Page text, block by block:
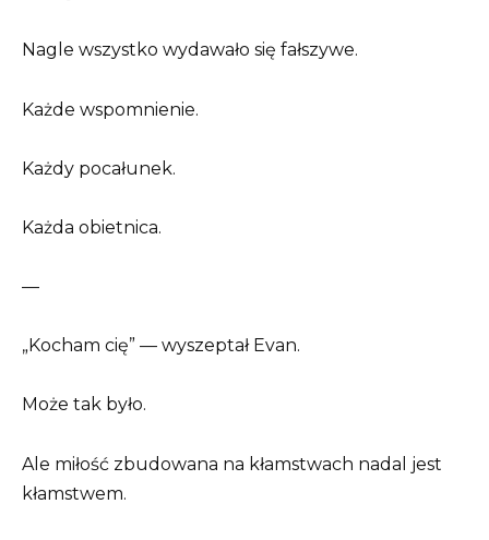
Nagle wszystko wydawało się fałszywe.
Każde wspomnienie.
Każdy pocałunek.
Każda obietnica.
—
„Kocham cię” — wyszeptał Evan.
Może tak było.
Ale miłość zbudowana na kłamstwach nadal jest
kłamstwem.